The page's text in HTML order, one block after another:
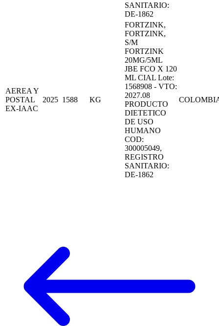
SANITARIO:
DE-1862
AEREA Y
POSTAL
EX-IAAC
2025 1588 KG
FORTZINK,
FORTZINK,
S/M
FORTZINK
20MG/5ML
JBE FCO X 120
ML CIAL Lote:
1568908 - VTO:
2027.08
PRODUCTO
DIETETICO
DE USO
HUMANO
COD:
300005049,
REGISTRO
SANITARIO:
DE-1862